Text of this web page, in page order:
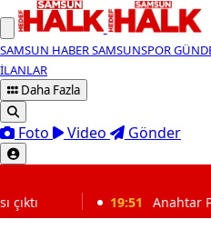
SAMSUN HABERSAMSUNSPOR
İLANLAR
Daha Fazla
Foto Video Gönder
Anahtar Parti Samsun’dan